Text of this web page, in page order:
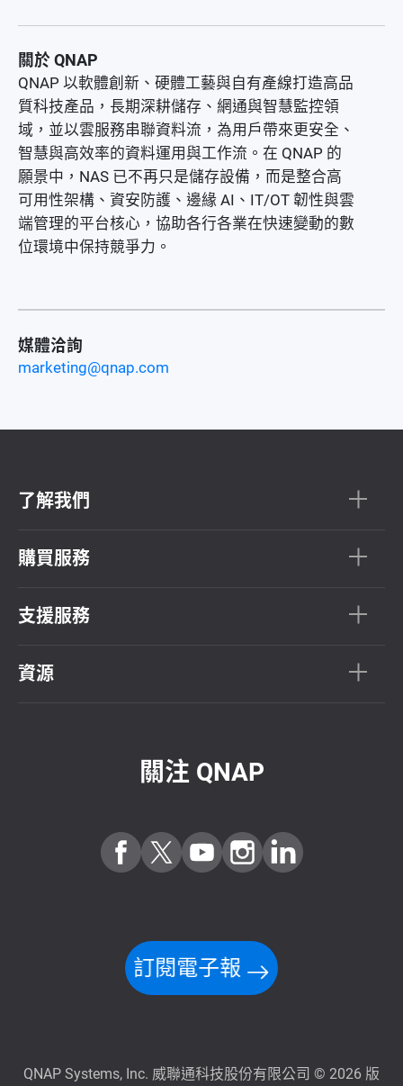
關於 QNAP
QNAP 以軟體創新、硬體工藝與自有產線打造高品
質科技產品，長期深耕儲存、網通與智慧監控領
域，並以雲服務串聯資料流，為用戶帶來更安全、
智慧與高效率的資料運用與工作流。在 QNAP 的
願景中，NAS 已不再只是儲存設備，而是整合高
可用性架構、資安防護、邊緣 AI、IT/OT 韌性與雲
端管理的平台核心，協助各行各業在快速變動的數
位環境中保持競爭力。
媒體洽詢
marketing@qnap.com
了解我們
購買服務
支援服務
資源
關注 QNAP
訂閱電子報
QNAP Systems, Inc. 威聯通科技股份有限公司 © 2026 版